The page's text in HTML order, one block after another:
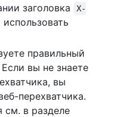
заголовка
X-
использовать
правильный
вы не знаете
вы
перехватчика.
см. в разделе